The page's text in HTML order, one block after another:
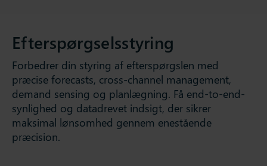
Efterspørgselsstyring
Forbedrer din styring af efterspørgslen med
præcise forecasts, cross-channel management,
demand sensing og planlægning. Få end-to-end-
synlighed og datadrevet indsigt, der sikrer
maksimal lønsomhed gennem enestående
præcision.